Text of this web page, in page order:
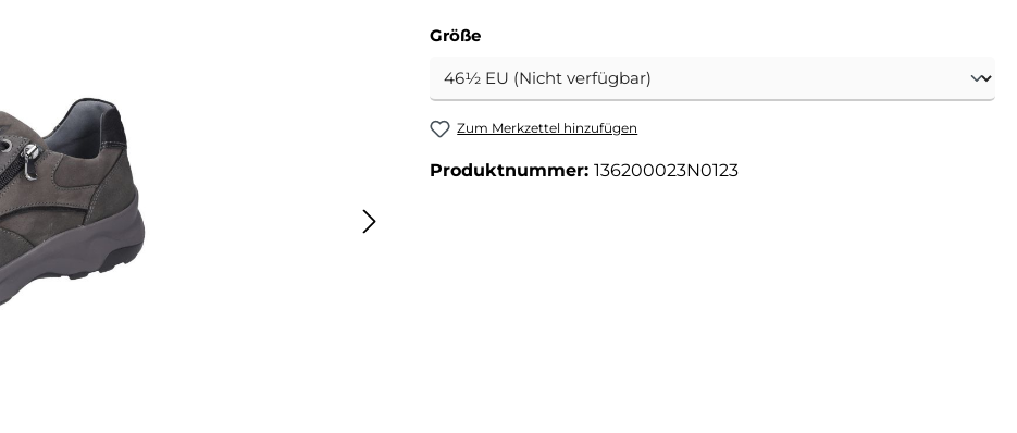
Größeauswählen
Zum Merkzettel hinzufügen
Produktnummer: 136200023N0123